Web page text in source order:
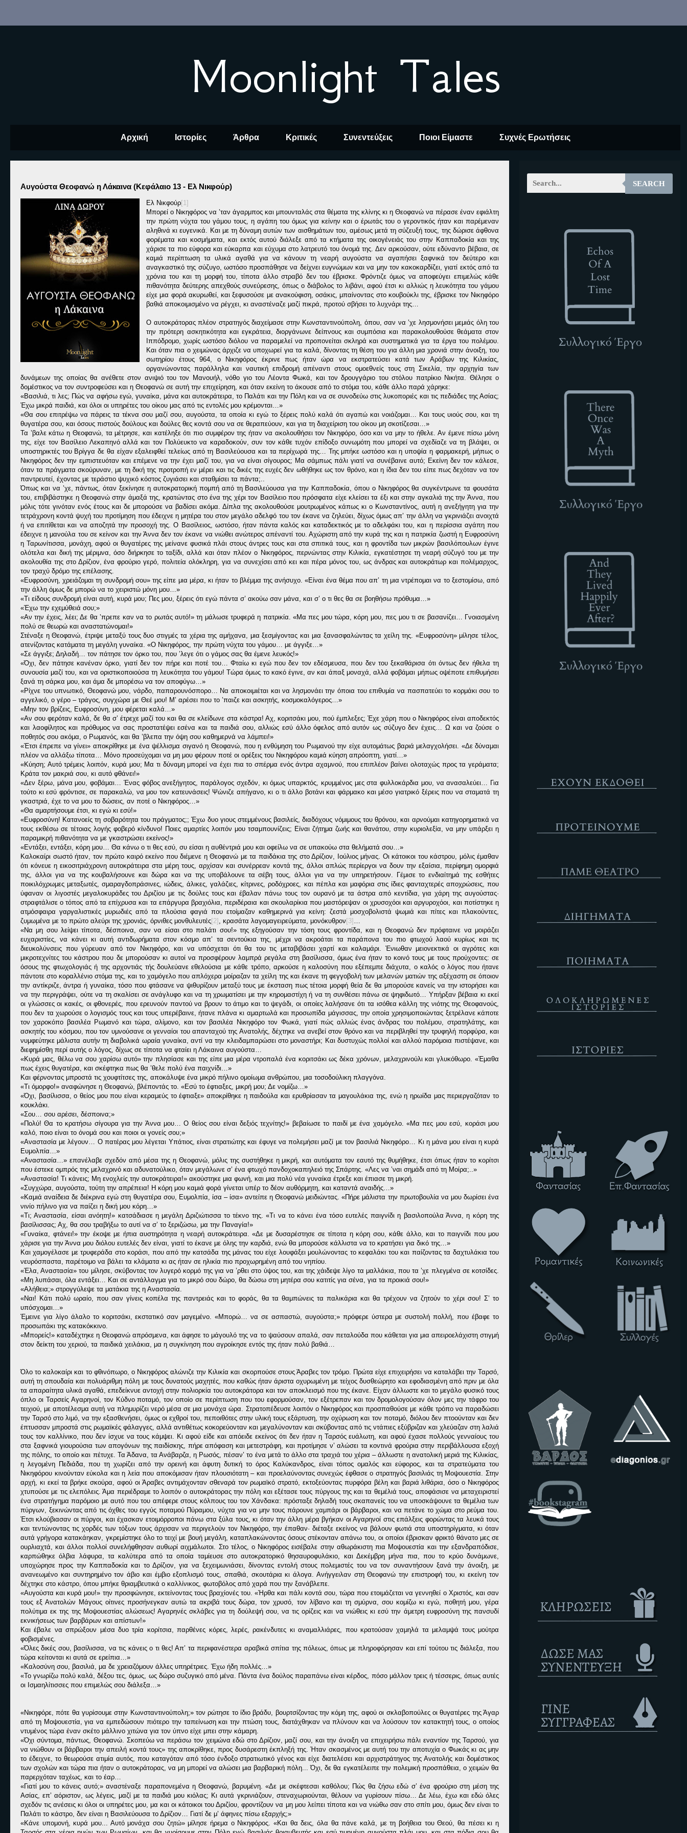
Moonlight Tales
Αρχική Ιστορίες Άρθρα Κριτικές Συνεντεύξεις Ποιοι Είμαστε Συχνές Ερωτήσεις
Αυγούστα Θεοφανώ η Λάκαινα (Κεφάλαιο 13 - Ελ Νικφούρ)
Ελ Νικφούρ[1]
Μπορεί ο Νικηφόρος να ’ταν άγαρμπος και μπουνταλάς στα θέματα της κλίνης κι η Θεοφανώ να πέρασε έναν εφιάλτη
την πρώτη νύχτα του γάμου τους, η αγάπη του όμως για κείνην και ο έρωτάς του ο γεροντικός ήταν και παρέμεναν
αληθινά κι ευγενικά. Και με τη δύναμη αυτών των αισθημάτων του, αμέσως μετά τη σύζευξή τους, της δώρισε άφθονα
φορέματα και κοσμήματα, και εκτός αυτού διάλεξε από τα κτήματα της οικογένειάς του στην Καππαδοκία και της
χάρισε τα πιο εύφορα και εύκαρπα και εύχυμα στο λατρευτό του όνομά της. Δεν αρκούσαν, ούτε εδύναντο βέβαια, σε
καμιά περίπτωση τα υλικά αγαθά για να κάνουν τη νεαρή αυγούστα να αγαπήσει ξαφνικά τον δεύτερο και
αναγκαστικό της σύζυγο, ωστόσο προσπάθησε να δείχνει ευγνώμων και να μην τον κακοκαρδίζει, γιατί εκτός από τα
χρόνια του και τη μορφή του, τίποτα άλλο στραβό δεν του έβρισκε. Φρόντιζε όμως να αποφεύγει επιμελώς κάθε
πιθανότητα δεύτερης απεχθούς συνεύρεσης, όπως ο διάβολος το λιβάνι, αφού έτσι κι αλλιώς η λευκότητα του γάμου
είχε μια φορά ακυρωθεί, και ξεφυσούσε με ανακούφιση, οσάκις, μπαίνοντας στο κουβούκλι της, έβρισκε τον Νικηφόρο
βαθιά αποκοιμισμένο να ρέγχει, κι αναστέναζε μαζί πικρά, προτού σβήσει το λυχνάρι της…
Ο αυτοκράτορας πλέον στρατηγός διαχείμασε στην Κωνσταντινούπολη, όπου, σαν να ’χε λησμονήσει μεμιάς όλη του
την πρότερη ασκητικότητα και εγκράτεια, διοργάνωνε δείπνους και συμπόσια και παρακολουθούσε θεάματα στον
Ιππόδρομο, χωρίς ωστόσο διόλου να παραμελεί να προπονείται σκληρά και συστηματικά για τα έργα του πολέμου.
Και όταν πια ο χειμώνας άρχιζε να υποχωρεί για τα καλά, δίνοντας τη θέση του για άλλη μια χρονιά στην άνοιξη, του
σωτηρίου έτους 964, ο Νικηφόρος έκρινε πως ήταν ώρα να εκστρατεύσει κατά των Αράβων της Κιλικίας,
οργανώνοντας παράλληλα και ναυτική επιδρομή απέναντι στους ομοεθνείς τους στη Σικελία, την αρχηγία των
δυνάμεων της οποίας θα ανέθετε στον ανιψιό του τον Μανουήλ, νόθο γιο του Λέοντα Φωκά, και τον δρουγγάριο του στόλου πατρίκιο Νικήτα. Θέλησε ο
δομέστικος να τον συντροφεύσει και η Θεοφανώ σε αυτή την επιχείρηση, και όταν εκείνη το άκουσε από το στόμα του, κάθε άλλο παρά χάρηκε:
«Βασιλιά, τι λες; Πώς να αφήσω εγώ, γυναίκα, μάνα και αυτοκράτειρα, το Παλάτι και την Πόλη και να σε συνοδεύω στις λυκοποριές και τις πεδιάδες της Ασίας;
Έχω μικρά παιδιά, και όλοι οι υπηρέτες του οίκου μας από τις εντολές μου κρέμονται…»
«Θα σου επιτρέψω να πάρεις τα τέκνα σου μαζί σου, αυγούστα, τα οποία κι εγώ το ξέρεις πολύ καλά ότι αγαπώ και νοιάζομαι… Και τους υιούς σου, και τη
θυγατέρα σου, και όσους πιστούς δούλους και δούλες θες κοντά σου να σε θεραπεύουν, και για τη διαχείριση του οίκου μη σκοτίζεσαι…»
Τα ’βαλε κάτω η Θεοφανώ, τα μέτρησε, και κατέληξε ότι πιο συμφέρον της ήταν να ακολουθήσει τον Νικηφόρο, όσο και να μην το ήθελε. Αν έμενε πίσω μόνη
της, είχε τον Βασίλειο Λεκαπηνό αλλά και τον Πολύευκτο να καραδοκούν, συν τον κάθε τυχόν επίδοξο συνωμότη που μπορεί να σχεδίαζε να τη βλάψει, οι
υποστηρικτές του Βρίγγα δε θα είχαν εξαλειφθεί τελείως από τη Βασιλεύουσα και τα περίχωρά της… Της μπήκε ωστόσο και η υποψία η φαρμακερή, μήπως ο
Νικηφόρος δεν την εμπιστευόταν και επέμενε να την έχει μαζί του, για να είναι σίγουρος; Μα σάμπως πάλι γιατί να συνέβαινε αυτό; Εκείνη δεν τον κάλεσε,
όταν τα πράγματα σκούρυναν, με τη δική της προτροπή εν μέρει και τις δικές της ευχές δεν ωθήθηκε ως τον θρόνο, και η ίδια δεν του είπε πως δεχόταν να τον
παντρευτεί, έχοντας με τεράστιο ψυχικό κόστος ζυγιάσει και σταθμίσει τα πάντα;..
Όπως και να ’χε, πάντως, όταν ξεκίνησε η αυτοκρατορική πομπή από τη Βασιλεύουσα για την Καππαδοκία, όπου ο Νικηφόρος θα συγκέντρωνε τα φουσάτα
του, επιβιβάστηκε η Θεοφανώ στην άμαξά της, κρατώντας στο ένα της χέρι τον Βασίλειο που πρόσφατα είχε κλείσει τα έξι και στην αγκαλιά της την Άννα, που
μόλις τότε γινόταν ενός έτους και δε μπορούσε να βαδίσει ακόμα. Δίπλα της ακολουθούσε μουτρωμένος κάπως κι ο Κωνσταντίνος, αυτή η ανεξήγητη για την
τετράχρονη κοντά ψυχή του προτίμηση που έδειχνε η μητέρα του στον μεγάλο αδελφό του τον έκανε να ζηλεύει, δίχως όμως απ’ την άλλη να γκρινιάζει ανοιχτά
ή να επιτίθεται και να αποζητά την προσοχή της. Ο Βασίλειος, ωστόσο, ήταν πάντα καλός και καταδεκτικός με το αδελφάκι του, και η περίσσια αγάπη που
έδειχνε η μανούλα του σε κείνον και την Άννα δεν τον έκανε να νιώθει ανώτερος απέναντί του. Αχώριστη από την κυρά της και η πατρικία ζωστή η Ευφροσύνη
η Ταρωνίτισσα, μονάχη, αφού οι θυγατέρες της μείνανε φυσικά πλάι στους άντρες τους και στα σπιτικά τους, και η φροντίδα των μικρών βασιλόπουλων έγινε
ολότελα και δική της μέριμνα, όσο διήρκησε το ταξίδι, αλλά και όταν πλέον ο Νικηφόρος, περνώντας στην Κιλικία, εγκατέστησε τη νεαρή σύζυγό του με την
ακολουθία της στο Δρίζιον, ένα φρούριο γερό, πολιτεία ολόκληρη, για να συνεχίσει από κει και πέρα μόνος του, ως άνδρας και αυτοκράτωρ και πολέμαρχος,
τον τραχύ δρόμο της επέλασης.
«Ευφροσύνη, χρειάζομαι τη συνδρομή σου» της είπε μια μέρα, κι ήταν το βλέμμα της ανήσυχο. «Είναι ένα θέμα που απ’ τη μια ντρέπομαι να το ξεστομίσω, από
την άλλη όμως δε μπορώ να το χειριστώ μόνη μου…»
«Τι είδους συνδρομή είναι αυτή, κυρά μου; Πες μου, ξέρεις ότι εγώ πάντα σ’ ακούω σαν μάνα, και σ’ ο τι θες θα σε βοηθήσω πρόθυμα…»
«Έχω την εχεμύθειά σου;»
«Αν την έχεις, λέει; Δε θα ’πρεπε καν να το ρωτάς αυτό!» τη μάλωσε τρυφερά η πατρικία. «Μα πες μου τώρα, κόρη μου, πες μου τι σε βασανίζει… Γνοιασμένη
πολύ σε θεωρώ και αναστατώνομαι!»
Στέναξε η Θεοφανώ, έτριψε μεταξύ τους δυο στιγμές τα χέρια της αμήχανα, μια ξεσμίγοντας και μια ξανασφαλώντας τα χείλη της. «Ευφροσύνη» μίλησε τέλος,
ατενίζοντας κατάματα τη μεγάλη γυναίκα. «Ο Νικηφόρος, την πρώτη νύχτα του γάμου… με άγγιξε…»
«Σε άγγιξε; Δηλαδή… τον πάτησε τον όρκο του, που ’λεγε ότι ο γάμος σας θα έμενε λευκός!»
«Όχι, δεν πάτησε κανέναν όρκο, γιατί δεν τον πήρε και ποτέ του… Φταίω κι εγώ που δεν τον εδέσμευσα, που δεν του ξεκαθάρισα ότι όντως δεν ήθελα τη
συνουσία μαζί του, και να οριστικοποιούσα τη λευκότητα του γάμου! Τώρα όμως το κακό έγινε, αν και άπαξ μοναχά, αλλά φοβάμαι μήπως οψέποτε επιθυμήσει
ξανά τη σάρκα μου, και άμα δε μπορέσω να τον αποφύγω…»
«Ρίχνε του υπνωτικό, Θεοφανώ μου, νάρδο, παπαρουνόσπορο… Να αποκοιμιέται και να λησμονάει την όποια του επιθυμία να πασπατεύει το κορμάκι σου το
αγγελικό, ο γέρο – τράγος, συγχώρα με Θεέ μου! Μ’ αρέσει που το ’παιζε και ασκητής, κοσμοκαλόγερος…»
«Μην τον βρίζεις, Ευφροσύνη, μου φέρεται καλά…»
«Αν σου φερόταν καλά, δε θα σ’ έτρεχε μαζί του και θα σε κλείδωνε στα κάστρα! Αχ, κοριτσάκι μου, πού έμπλεξες; Έχε χάρη που ο Νικηφόρος είναι αποδεκτός
και λαοφίλητος και πρόθυμος να σας προστατέψει εσένα και τα παιδιά σου, αλλιώς εσύ άλλο όφελος από αυτόν ως σύζυγο δεν έχεις… Ω και να ζούσε ο
ποθητός σου ακόμα, ο Ρωμανός, και θα ’βλεπα την όψη σου καθημερνά να λάμπει!»
«Έτσι έπρεπε να γίνει» αποκρίθηκε με ένα ψέλλισμα σιγανό η Θεοφανώ, που η ενθύμηση του Ρωμανού την είχε αυτομάτως βαριά μελαγχολήσει. «Δε δύναμαι
πλέον να αλλάξω τίποτα… Μόνο προσεύχομαι να μη μου φέρουν ποτέ οι ορέξεις του Νικηφόρου καμιά κύηση απρόοπτη, γιατί…»
«Κύηση; Αυτό τρέμεις λοιπόν, κυρά μου; Μα τι δύναμη μπορεί να έχει πια το σπέρμα ενός άντρα αχαμνού, που επιπλέον βαίνει ολοταχώς προς τα γεράματα;
Κράτα τον μακριά σου, κι αυτό φθάνει!»
«Δεν ξέρω, μάνα μου, φοβάμαι… Ένας φόβος ανεξήγητος, παράλογος σχεδόν, κι όμως υπαρκτός, κρυμμένος μες στα φυλλοκάρδια μου, να ανασαλεύει… Για
τούτο κι εσύ φρόντισε, σε παρακαλώ, να μου τον κατευνάσεις! Ψώνιζε απήγανο, κι ο τι άλλο βοτάνι και φάρμακο και μέσο γιατρικό ξέρεις που να σταματά τη
γκαστριά, έχε το να μου το δώσεις, αν ποτέ ο Νικηφόρος…»
«Θα αμαρτήσουμε έτσι, κι εγώ κι εσύ!»
«Ευφροσύνη! Κατανοείς τη σοβαρότητα του πράγματος;; Έχω δυο γιους στεμμένους βασιλείς, διαδόχους νόμιμους του θρόνου, και αρνούμαι κατηγορηματικά να
τους εκθέσω σε τέτοιας λογής φοβερό κίνδυνο! Ποιες αμαρτίες λοιπόν μου τσαμπουνίζεις; Είναι ζήτημα ζωής και θανάτου, στην κυριολεξία, να μην υπάρξει η
παραμικρή πιθανότητα να με γκαστρώσει εκείνος!»
«Εντάξει, εντάξει, κόρη μου… Θα κάνω ο τι θες εσύ, συ είσαι η αυθέντριά μου και οφείλω να σε υπακούω στα θελήματά σου…»
Καλοκαίρι σωστό ήταν, τον πρώτο καιρό εκείνο που διέμενε η Θεοφανώ με τα παιδάκια της στο Δρίζιον, Ιούλιος μήνας. Οι κάτοικοι του κάστρου, μόλις έμαθαν
ότι κόνευε η εικοσιτριάχρονη αυτοκράτειρα στα μέρη τους, αρχίσαν και συνέρρεαν κοντά της, άλλοι απλώς περίεργοι να δουν την εξαίσια, περίφημη ομορφιά
της, άλλοι για να της κουβαλήσουνε και δώρα και να της υποβάλουνε τα σέβη τους, άλλοι για να την υπηρετήσουν. Γέμισε το ενδιαίτημά της εσθήτες
ποικιλόχρωμες μεταξωτές, σμαραγδοπράσινες, ιώδεις, άλικες, γαλάζιες, κίτρινες, ροδόχροες, και πέπλα και μαφόρια στις ίδιες φανταχτερές αποχρώσεις, που
ύφαναν οι λιγοστές μεγαλοκυράδες του Δριζίου με τις δούλες τους και έβαλαν πάνω τους τον ουρανό με τα άστρα από κεντίδια, για χάρη της αυγούστας·
στραφτάλισε ο τόπος από τα επίχρυσα και τα επάργυρα βραχιόλια, περιδέραια και σκουλαρίκια που μαστόρεψαν οι χρυσοχόοι και αργυροχόοι, και ποτίστηκε η
ατμόσφαιρα γαργαλιστικές μυρωδιές από τα πλούσια φαγιά που ετοίμαζαν καθημερινά για κείνη: ζεστά μοσχοβολιστά ψωμιά και πίτες και πλακούντες,
ζυμωμένα με το πρώτο αλεύρι της χρονιάς, όρνιθες μονθυλευτές[2] , κρασάτα λαγομαγειρεύματα, μονόκυθρον [3] …
«Να μη σου λείψει τίποτα, δέσποινα, σαν να είσαι στο παλάτι σου!» της εξηγούσαν την τόση τους φροντίδα, και η Θεοφανώ δεν πρόφταινε να μοιράζει
ευχαριστίες, να κάνει κι αυτή αντιδωρήματα στον κόσμο απ’ τα σεντούκια της, μέχρι να ακροάται τα παράπονα του πιο φτωχού λαού κυρίως και τις
διευκολύνσεις που γύρευαν από τον Νικηφόρο, και να υπόσχεται ότι θα του τις μεταβιβάσει χαρτί και καλαμάρι. Ένιωθαν μειονεκτικά οι αγρότες και
μικροτεχνίτες του κάστρου που δε μπορούσαν κι αυτοί να προσφέρουν λαμπρά ρεγάλα στη βασίλισσα, όμως ένα ήταν το κοινό τους με τους προύχοντες: σε
όσους της φτωχολογιάς ή της αρχοντιάς τής δουλεύανε εθελούσια με κάθε τρόπο, αρκούσε η καλοσύνη που εξέπεμπε διάχυτα, ο καλός ο λόγος που ήτανε
πάντοτε στο κοραλλένιο στόμα της, και το χαμόγελο που απλόχερα μοίραζαν τα χείλη της και έκανε τη φεγγοβολή των μελανών ματιών της αξέχαστη σε όποιον
την αντίκριζε, άντρα ή γυναίκα, τόσο που φτάσανε να ψιθυρίζουν μεταξύ τους με έκσταση πως τέτοια μορφή θεία δε θα μπορούσε κανείς να την ιστορήσει και
να την περιγράψει, ούτε να τη σκαλίσει σε ανάγλυφο και να τη χρωματίσει με την κηρομαστίχη ή να τη συνθέσει πάνω σε ψηφιδωτό… Υπήρξαν βέβαια κι εκεί
οι γλώσσες οι κακές, οι φθονερές, που ερευνούν παντού να βρουν το άτιμο και το ψεγάδι, οι οποίες λαλήσανε ότι τα ισόθεα κάλλη της νιότης της Θεοφανούς,
που δεν τα χωρούσε ο λογισμός τους και τους υπερέβαινε, ήτανε πλάνα κι αμαρτωλά και προσωπίδα μάγισσας, την οποία χρησιμοποιώντας ξετρέλανε κάποτε
τον χαροκόπο βασιλέα Ρωμανό και τώρα, αλίμονο, και τον βασιλέα Νικηφόρο τον Φωκά, γιατί πώς αλλιώς ένας άνδρας του πολέμου, στρατηλάτης, και
ασκητής του κόσμου, που τον υμνούσανε οι γενναίοι του απανταχού της Ανατολής, δέχτηκε να ανεβεί στον θρόνο και να περιβληθεί την τρυφηλή πορφύρα, και
νυμφεύτηκε μάλιστα αυτήν τη διαβολικά ωραία γυναίκα, αντί να την κλειδαμπαρώσει στο μοναστήρι; Και δυστυχώς πολλοί και αλλού παρόμοια πιστέψανε, και
διεφημίσθη περί αυτής ο λόγος, δίχως σε τίποτα να φταίει η Λάκαινα αυγούστα…
«Κυρά μας, θέλω να σου χαρίσω αυτό» την πλησίασε και της είπε μια μέρα ντροπαλά ένα κοριτσάκι ως δέκα χρόνων, μελαχρινούλι και γλυκόθωρο. «Έμαθα
πως έχεις θυγατέρα, και σκέφτηκα πως θα ’θελε πολύ ένα παιχνίδι…»
Και φέρνοντας μπροστά τις χουφτίτσες της, αποκάλυψε ένα μικρό πήλινο ομοίωμα ανθρώπου, μια τοσοδούλικη πλαγγόνα.
«Τι όμορφο!» αναφώνησε η Θεοφανώ, βλέποντάς το. «Εσύ το έφτιαξες, μικρή μου; Δε νομίζω…»
«Όχι, βασίλισσα, ο θείος μου που είναι κεραμεύς το έφτιαξε» αποκρίθηκε η παιδούλα και ερυθρίασαν τα μαγουλάκια της, ενώ η ηρωίδα μας περιεργαζόταν το
κουκλάκι.
«Σου… σου αρέσει, δέσποινα;»
«Πολύ! Θα το κρατήσω σίγουρα για την Άννα μου… Ο θείος σου είναι δεξιός τεχνίτης!» βεβαίωσε το παιδί με ένα χαμόγελο. «Μα πες μου εσύ, κοράσι μου
καλό, ποιο είναι το όνομά σου και ποιοι οι γονείς σου;»
«Αναστασία με λέγουν… Ο πατέρας μου λέγεται Υπάτιος, είναι στρατιώτης και έφυγε να πολεμήσει μαζί με τον βασιλιά Νικηφόρο… Κι η μάνα μου είναι η κυρά
Ευμολπία…»
«Αναστασία…» επανέλαβε σχεδόν από μέσα της η Θεοφανώ, μόλις της συστήθηκε η μικρή, και αυτόματα τον εαυτό της θυμήθηκε, έτσι όπως ήταν το κορίτσι
που έστεκε ομπρός της μελαχρινό και αδυνατούλικο, όταν μεγάλωνε σ’ ένα φτωχό πανδοχοκαπηλειό της Σπάρτης. «Λες να ’ναι σημάδι από τη Μοίρα;..»
«Αναστασία! Τι κάνεις; Μη ενοχλείς την αυτοκράτειρα!» ακούστηκε μια φωνή, και μια πολύ νέα γυναίκα έτρεξε και έπιασε τη μικρή.
«Συγχώρα, αυγούστα, τούτη την απρέπεια! Η κόρη μου καμιά φορά γίνεται υπέρ το δέον αυθόρμητη, και καταντά αναιδής…»
«Καμιά αναίδεια δε διέκρινα εγώ στη θυγατέρα σου, Ευμολπία, ίσα – ίσα» αντείπε η Θεοφανώ μειδιώντας. «Πήρε μάλιστα την πρωτοβουλία να μου δωρίσει ένα
νινίο πήλινο για να παίζει η δική μου κόρη…»
«Τι; Αναστασία, είσαι ανόητη!» κατσάδιασε η μεγάλη Δριζιώτισσα το τέκνο της. «Τι να το κάνει ένα τόσο ευτελές παιγνίδι η βασιλοπούλα Άννα, η κόρη της
βασίλισσας; Αχ, θα σου τραβήξω το αυτί να σ’ το ξεριζώσω, μα την Παναγία!»
«Γυναίκα, φτάνει!» την έκοψε με ήπια αυστηρότητα η νεαρή αυτοκράτειρα. «Δε με δυσαρέστησε σε τίποτα η κόρη σου, κάθε άλλο, και το παιγνίδι που μου
χάρισε για την Άννα μου διόλου ευτελές δεν είναι, γιατί το έκανε με όλης την καρδιά, ενώ θα μπορούσε κάλλιστα να το κρατήσει για δικό της…»
Και χαμογέλασε με τρυφεράδα στο κοράσι, που από την κατσάδα της μάνας του είχε λουφάξει μουλώνοντας το κεφαλάκι του και παίζοντας τα δαχτυλάκια του
νευρόσπαστα, παρέτοιμο να βάλει τα κλάματα κι ας ήταν σε ηλικία πιο προχωρημένη από του νηπίου.
«Έλα, Αναστασία» του μίλησε, σκύβοντας τον λυγερό κορμό της για να ’ρθει στο ύψος του, και της χάιδεψε λίγο τα μαλλάκια, που τα ’χε πλεγμένα σε κοτσίδες.
«Μη λυπάσαι, όλα εντάξει… Και σε αντάλλαγμα για το μικρό σου δώρο, θα δώσω στη μητέρα σου κατιτίς για σένα, για τα προικιά σου!»
«Αλήθεια;» στρογγύλεψε τα ματάκια της η Αναστασία.
«Ναι! Κάτι πολύ ωραίο, που σαν γίνεις κοπέλα της παντρειάς και το φοράς, θα τα θαμπώνεις τα παλικάρια και θα τρέχουν να ζητούν το χέρι σου! Σ’ το
υπόσχομαι…»
Έμεινε για λίγο άλαλο το κοριτσάκι, εκστατικό σαν μαγεμένο. «Μπορώ… να σε ασπαστώ, αυγούστα;» πρόφερε ύστερα με συστολή πολλή, που έβαφε το
προσωπάκι της κατακόκκινο.
«Μπορείς!» καταδέχτηκε η Θεοφανώ απρόσμενα, και άφησε το μάγουλό της να το ψαύσουν απαλά, σαν πεταλούδα που κάθεται για μια απειροελάχιστη στιγμή
στον δείκτη του χεριού, τα παιδικά χειλάκια, μα η συγκίνηση που αγροίκησε εντός της ήταν πολύ βαθιά…
Όλο το καλοκαίρι και το φθινόπωρο, ο Νικηφόρος αλώνιζε την Κιλικία και σκορπούσε στους Άραβες τον τρόμο. Πρώτα είχε επιχειρήσει να καταλάβει την Ταρσό,
αυτή τη σπουδαία και πολυάριθμη πόλη με τους δυνατούς μαχητές, που καθώς ήταν άριστα οχυρωμένη με τείχος δυσθεώρητο και εφοδιασμένη από πριν με όλα
τα απαραίτητα υλικά αγαθά, επεδείκνυε αντοχή στην πολιορκία του αυτοκράτορα και τον αποκλεισμό που της έκανε. Είχαν άλλωστε και το μεγάλο φυσικό τους
όπλο οι Ταρσείς Αγαρηνοί, τον Κύδνο ποταμό, τον οποίο σε περίπτωση που του εφορμούσαν, τον εξέτρεπαν και τον δρομολογούσαν όλον μες την τάφρο του
τειχιού, με αποτέλεσμα αυτή να πλημυρίζει νερό μέσα σε μια μονάχα ώρα. Στρατοπέδευσε λοιπόν ο Νικηφόρος και προσπαθούσε με κάθε τρόπο να παραδώσει
την Ταρσό στο λιμό, να την εξασθενήσει, όμως οι εχθροί του, πεποιθότες στην υλική τους εξάρτυση, την οχύρωση και τον ποταμό, διόλου δεν πτοούνταν και δεν
έπτυσσαν μπροστά στις ρωμαϊκές φάλαγγες, αλλά αντιθέτως κοκορεύονταν και μεγαλύνονταν και σκύβοντας από τις ντάπιες εξύβριζαν και χλεύαζαν στη λαλιά
τους τον καλλίνικο, που δεν ίσχυε να τους κάμψει. Κι αφού είδε και απόειδε εκείνος ότι δεν ήταν η Ταρσός ευάλωτη, και αφού έχασε πολλούς γενναίους του
στα ξαφνικά γιουρούσια των απογόνων της παιδίσκης, πήρε απόφαση και μετεστράφη, και προτίμησε ν’ αλώσει τα κοντινά φρούρια στην περιβάλλουσα εξοχή
της πόλης, το οποίο και πέτυχε. Τα Άδανα, τα Ανάβαρζα, η Ρωσός, πέσαν’ το ένα μετά το άλλο στα τραχιά του χέρια – άλλωστε η ανατολική μεριά της Κιλικίας,
η λεγομένη Πεδιάδα, που τη χωρίζει από την ορεινή και άφυτη δυτική το όρος Καλύκανδρος, είναι τόπος ομαλός και εύφορος, και τα στρατεύματα του
Νικηφόρου κινούνταν εύκολα και η λεία που αποκόμισαν ήταν πλουσιότατη – και προελαύνοντας συνεχώς έφθασε ο στρατηγός βασιλιάς τη Μοψουεστία. Στην
αρχή, κι εκεί τα βρήκε σκούρα, αφού οι Άραβες αντιμάχονταν σθεναρά τον ρωμαϊκό στρατό, εκτοξεύοντας πυρφόρα βέλη και βαριά λιθάρια, όσο ο Νικηφόρος
χτυπούσε με τις ελεπόλεις. Άμα περιέδραμε το λοιπόν ο αυτοκράτορας την πόλη και εξέτασε τους πύργους της και τα θεμέλιά τους, αποφάσισε να μεταχειριστεί
ένα στρατήγημα παρόμοιο με αυτό που του απέφερε στους κόλπους του τον Χάνδακα: πρόσταξε δηλαδή τους σκαπανείς του να υποσκάψουνε τα θεμέλια των
πύργων, ξεκινώντας από τις όχθες του εγγύς ποταμού Πύραμου, νύχτα για να μην τους πάρουνε χαμπάρι οι βάρβαροι, και να πετάνε το χώμα στο ρεύμα του.
Έτσι κλούβιασαν οι πύργοι, και έχασκαν ετοιμόρροποι πάνω στα ξύλα τους, κι όταν την άλλη μέρα βγήκαν οι Αγαρηνοί στις επάλξεις φορώντας τα λευκά τους
και τεντώνοντας τις χορδές των τόξων τους άρχισαν να περιγελούν τον Νικηφόρο, την έπαθαν· διέταξε εκείνος να βάλουν φωτιά στα υποστηρίγματα, κι όταν
αυτά γρήγορα κατακάηκαν, γκρεμίστηκε όλο το τειχί με βουή μεγάλη, καταπλακώνοντας όσους στέκονταν απάνω του, οι οποίοι έβρισκαν φρικτό θάνατο μες σε
ουρλιαχτά, και άλλοι πολλοί συνελήφθησαν αυθωρί αιχμάλωτοι. Στο τέλος, ο Νικηφόρος εισέβαλε στην αθωράκιστη πια Μοψουεστία και την εξανδραπόδισε,
καρπώθηκε όλβια λάφυρα, τα καλύτερα από τα οποία ταμίευσε στο αυτοκρατορικό θησαυροφυλάκιο, και Δεκέμβρη μήνα πια, που το κρύο δυνάμωνε,
υποχώρησε προς την Καππαδοκία και το Δρίζιον, για να ξεχειμωνιάσει, δίνοντας εντολή στους πολεμιστές του να τον συναντήσουν ξανά την άνοιξη, με
ανανεωμένο και συντηρημένο τον άβιο και έμβιο εξοπλισμό τους, σπαθιά, σκουτάρια κι άλογα. Ανήγγειλαν στη Θεοφανώ την επιστροφή του, κι εκείνη τον
δέχτηκε στο κάστρο, όπου μπήκε θριαμβευτικά ο καλλίνικος, φωτοβόλος από χαρά που την ξανάβλεπε.
«Αυγούστα και κυρά μου!» την προσφώνησε, εκτείνοντας τους βραχίονές του. «Ήρθα και πάλι κοντά σου, τώρα που ετοιμάζεται να γεννηθεί ο Χριστός, και σαν
τους εξ Ανατολών Μάγους οίτινες προσήνεγκαν αυτώ τα ακριβά τους δώρα, τον χρυσό, τον λίβανο και τη σμύρνα, σου κομίζω κι εγώ, ποθητή μου, γέρα
πολύτιμα εκ της της Μοψουεστίας αλώσεως! Αγαρηνές σκλάβες για τη δούλεψή σου, να τις ορίζεις και να νιώθεις κι εσύ την άμετρη ευφροσύνη της πανσυδί
εκνικήσεως των βαρβάρων και απίστων!»
Και έβαλε να σπρώξουν μέσα δυο τρία κορίτσια, παρθένες κόρες, λερές, ρακένδυτες κι αναμαλλιάρες, που κρατούσαν χαμηλά τα μελαμψά τους μούτρα
φοβισμένες.
«Όλες δικές σου, βασίλισσα, να τις κάνεις ο τι θες! Απ’ τα περιφανέστερα αραβικά σπίτια της πόλεως, όπως με πληροφόρησαν και επί τούτου τις διάλεξα, που
τώρα κείτονται κι αυτά σε ερείπια…»
«Καλοσύνη σου, βασιλιά, μα δε χρειαζόμουν άλλες υπηρέτριες. Έχω ήδη πολλές…»
«Το γνωρίζω πολύ καλά, δέξου τες, όμως, ως δώρο συζυγικό από μένα. Πάντα ένα δούλος παραπάνω είναι κέρδος, πόσο μάλλον τρεις ή τέσσερις, όπως αυτές
οι Ισμαηλίτισσες που επιμελώς σου διάλεξα…»
«Νικηφόρε, πότε θα γυρίσουμε στην Κωνσταντινούπολη;» τον ρώτησε το ίδιο βράδυ, βουρτσίζοντας την κόμη της, αφού οι σκλαβοπούλες οι θυγατέρες της Άγαρ
από τη Μοψουεστία, για να εμπεδώσουν πιότερο την ταπείνωση και την πτώση τους, διατάχθηκαν να πλύνουν και να λούσουν τον κατακτητή τους, ο οποίος
ντυμένος τώρα έναν σκέτο μάλλινο χιτώνα για τον ύπνο είχε μπει στην κάμαρη.
«Όχι σύντομα, πάντως, Θεοφανώ. Σκοπεύω να περάσω τον χειμώνα εδώ στο Δρίζιον, μαζί σου, και την άνοιξη να επιχειρήσω πάλι εναντίον της Ταρσού, για
να νιώθουν οι βάρβαροι την απειλή κοντά τους» της αποκρίθηκε, προς δυσάρεστη έκπληξή της. Ήταν σκασμένος με αυτή του την αποτυχία ο Φωκάς κι ας μην
το έδειχνε, το θεωρούσε ατιμία αυτός, που καταγόταν από τόσο ένδοξο στρατιωτικό γένος και είχε διατελέσει και αρχιστράτηγος της Ανατολής και δομέστικος
των σχολών και τώρα πια ήταν ο αυτοκράτορας, να μη μπορεί να αλώσει μια βαρβαρική πόλη... Όχι, δε θα εγκατέλειπε την πολεμική προσπάθεια, ο χειμών θα
παρερχόταν ταχέως, και το έαρ…
«Γιατί μου το κάνεις αυτό;» αναστέναξε παραπονεμένα η Θεοφανώ, βαρυμένη. «Δε με σκέφτεσαι καθόλου; Πώς θα ζήσω εδώ σ’ ένα φρούριο στη μέση της
Ασίας, επ’ αόριστον, ως λέγεις, μαζί με τα παιδιά μου κιόλας; Κι αυτά γκρινιάζουν, στεναχωριούνται, θέλουν να γυρίσουν πίσω… Δε λέω, έχω και εδώ όλες
σχεδόν τις ανέσεις κι όλοι οι υπηρέτες μου, μα και οι κάτοικοι του Δριζίου, φροντίζουν να μη μου λείπει τίποτα και να νιώθω σαν στο σπίτι μου, όμως δεν είναι το
Παλάτι το κάστρο, δεν είναι η Βασιλεύουσα το Δρίζιον… Γιατί δε μ’ άφηνες πίσω εξαρχής;»
«Κάνε υπομονή, κυρά μου... Αυτό μονάχα σου ζητώ» μίλησε ήρεμα ο Νικηφόρος. «Και θα δεις, όλα θα πάνε καλά, με τη βοήθεια του Θεού, θα πέσει κι η
SEARCH